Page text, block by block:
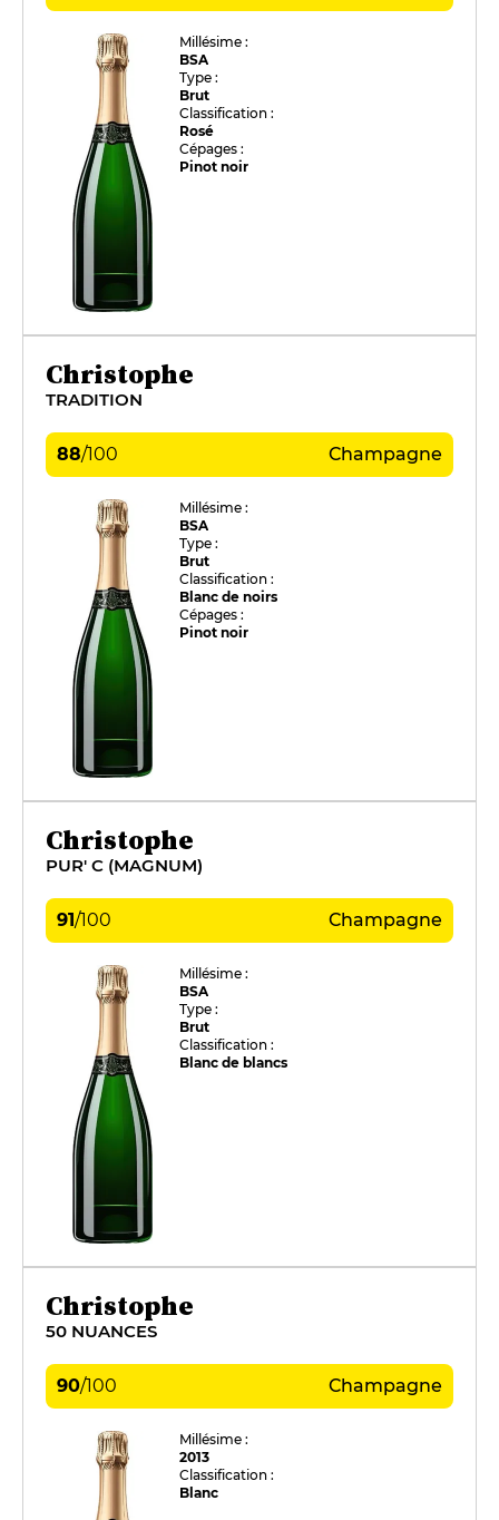
Millésime :
BSA
Type :
Brut
Classification :
Rosé
Cépages :
Pinot noir
Christophe
TRADITION
88/100 Champagne
Millésime :
BSA
Type :
Brut
Classification :
Blanc de noirs
Cépages :
Pinot noir
Christophe
PUR' C (MAGNUM)
91/100 Champagne
Millésime :
BSA
Type :
Brut
Classification :
Blanc de blancs
Christophe
50 NUANCES
90/100 Champagne
Millésime :
2013
Classification :
Blanc